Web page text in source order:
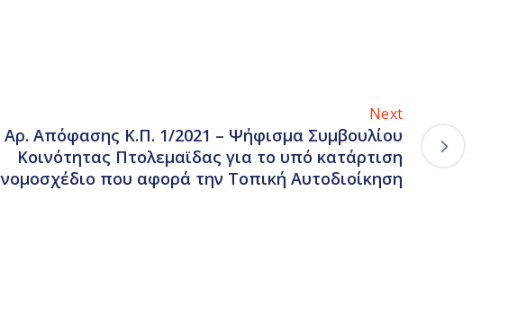
Next
Αρ. Απόφασης Κ.Π. 1/2021 – Ψήφισμα Συμβουλίου
Κοινότητας Πτολεμαϊδας για το υπό κατάρτιση
νομοσχέδιο που αφορά την Τοπική Αυτοδιοίκηση